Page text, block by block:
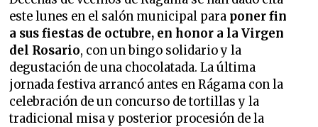
este lunes en el salón municipal para poner fin
a sus fiestas de octubre, en honor a la Virgen
del Rosario, con un bingo solidario y la
degustación de una chocolatada. La última
jornada festiva arrancó antes en Rágama con la
celebración de un concurso de tortillas y la
tradicional misa y posterior procesión de la